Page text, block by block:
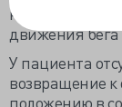
никакого
движения бега
У пациента
возвращение
положению в